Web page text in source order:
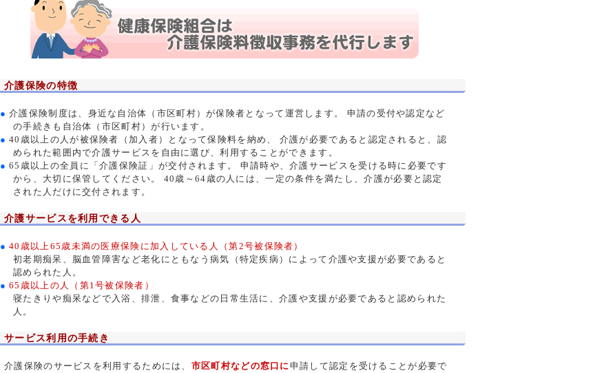
介護保険の特徴
● 介護保険制度は、身近な自治体（市区町村）が保険者となって運営します。 申請の受付や認定など
の手続きも自治体（市区町村）が行います。
● 40歳以上の人が被保険者（加入者）となって保険料を納め、 介護が必要であると認定されると、認
められた範囲内で介護サービスを自由に選び、利用することができます。
● 65歳以上の全員に「介護保険証」が交付されます。 申請時や、介護サービスを受ける時に必要です
から、大切に保管してください。 40歳～64歳の人には、一定の条件を満たし、介護が必要と認定
された人だけに交付されます。
介護サービスを利用できる人
● 40歳以上65歳未満の医療保険に加入している人（第2号被保険者）
初老期痴呆、脳血管障害など老化にともなう病気（特定疾病）によって介護や支援が必要であると
認められた人。
● 65歳以上の人（第1号被保険者）
寝たきりや痴呆などで入浴、排泄、食事などの日常生活に、介護や支援が必要であると認められた
人。
サービス利用の手続き
介護保険のサービスを利用するためには、 市区町村などの窓口に申請して認定を受けることが必要で